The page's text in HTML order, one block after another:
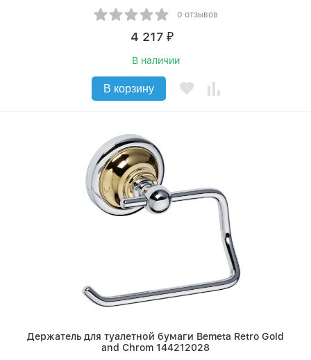
0 отзывов
4 217 ₽
В наличии
В корзину
Держатель для туалетной бумаги Bemeta Retro Gold
and Сhrom 144212028